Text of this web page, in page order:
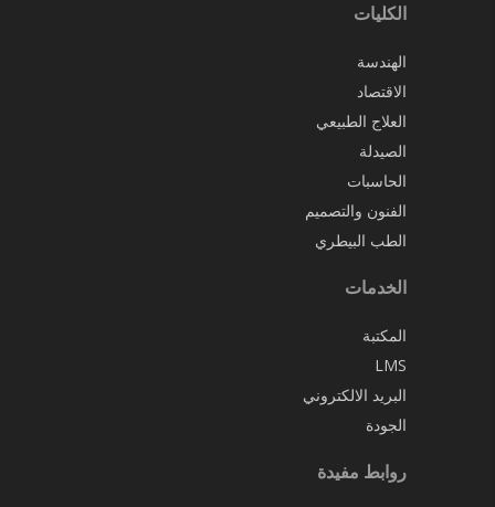
الكليات
الهندسة
الاقتصاد
العلاج الطبيعي
الصيدلة
الحاسبات
الفنون والتصميم
الطب البيطري
الخدمات
المكتبة
LMS
البريد الالكتروني
الجودة
روابط مفيدة